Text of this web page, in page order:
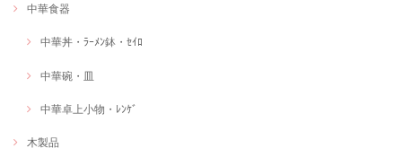
中華食器
中華丼・ﾗｰﾒﾝ鉢・ｾｲﾛ
中華碗・皿
中華卓上小物・ﾚﾝｹﾞ
木製品